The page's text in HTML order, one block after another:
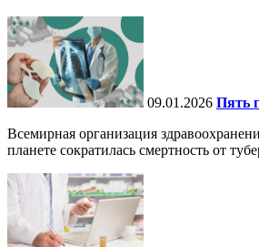
09.01.2026 Пять
Всемирная организация
планете сократилась смертность от